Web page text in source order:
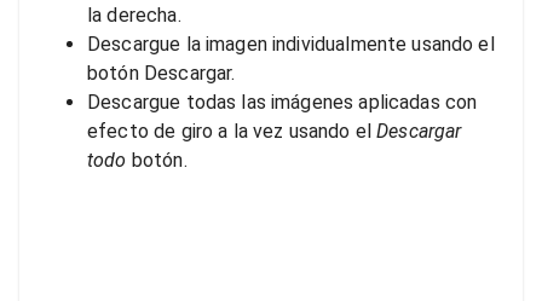
la derecha.
Descargue la imagen individualmente usando el
botón Descargar.
Descargue todas las imágenes aplicadas con
efecto de giro a la vez usando elDescargar
todo botón.